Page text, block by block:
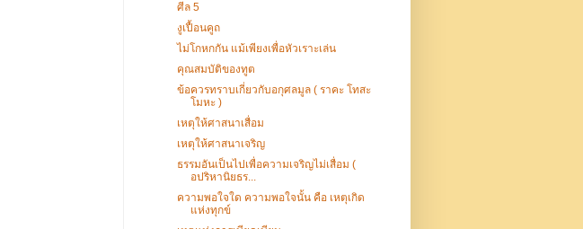
ศีล 5
งูเปื้อนคูถ
ไม่โกหกกัน แม้เพียงเพื่อหัวเราะเล่น
คุณสมบัติของทูต
ข้อควรทราบเกี่ยวกับอกุศลมูล ( ราคะ โทสะ
โมหะ )
เหตุให้ศาสนาเสื่อม
เหตุให้ศาสนาเจริญ
ธรรมอันเป็นไปเพื่อความเจริญไม่เสื่อม (
อปริหานิยธร...
ความพอใจใด ความพอใจนั้น คือ เหตุเกิด
แห่งทุกข์